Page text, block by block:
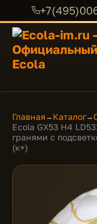
Главная → Каталог→
Ecola GX53 H4
гранями с
(к+)